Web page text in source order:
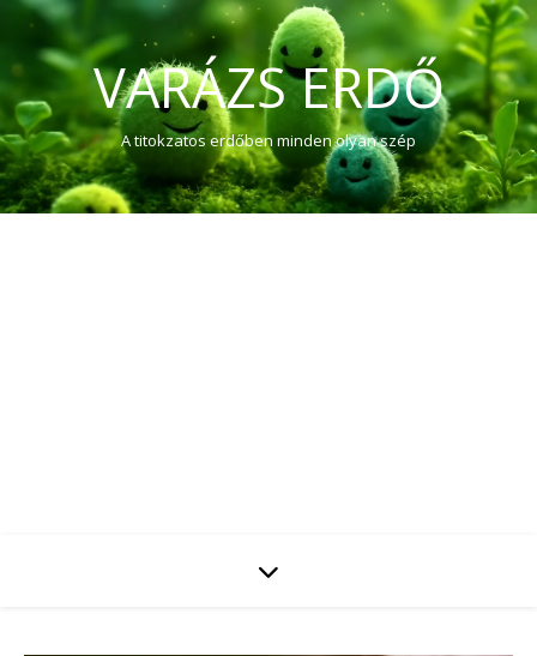
VARÁZS ERDŐ
A titokzatos erdőben minden olyan szép